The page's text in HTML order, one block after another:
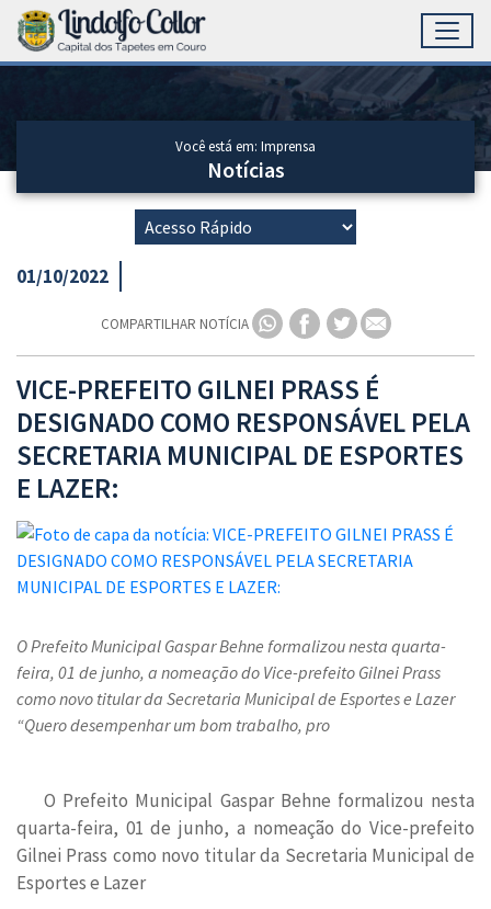
Ir para conteúdo principal
Conteúdo Principal
Você está em: Imprensa
Notícias
01/10/2022
COMPARTILHAR NOTÍCIA
VICE-PREFEITO GILNEI PRASS É
DESIGNADO COMO RESPONSÁVEL PELA
SECRETARIA MUNICIPAL DE ESPORTES
E LAZER:
O Prefeito Municipal Gaspar Behne formalizou nesta quarta-
feira, 01 de junho, a nomeação do Vice-prefeito Gilnei Prass
como novo titular da Secretaria Municipal de Esportes e Lazer
“Quero desempenhar um bom trabalho, pro
O Prefeito Municipal Gaspar Behne formalizou nesta
quarta-feira, 01 de junho, a nomeação do Vice-prefeito
Gilnei Prass como novo titular da Secretaria Municipal de
Esportes e Lazer